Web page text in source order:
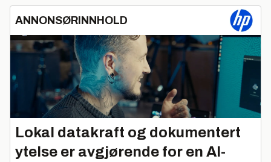
ANNONSØRINNHOLD
Lokal datakraft og dokumentert
ytelse er avgjørende for en AI-